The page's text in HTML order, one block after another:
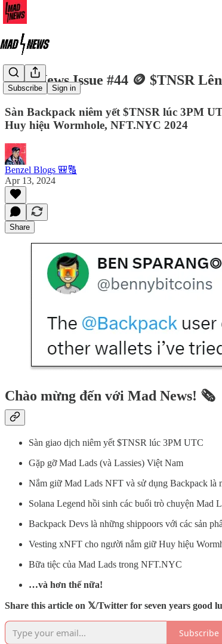
Subscribe Sign in
Mad News Issue #44 🪙 $TNSR
Sàn Backpack niêm yết $TNSR lúc 3PM
Huy hiệu Wormhole, NFT.NYC 2024
Benzel Blogs 🎒🔠
Apr 13, 2024
Share
Chào mừng đến với Mad News! 🗞️
Sàn giao dịch niêm yết $TNSR lúc 3PM UTC
Gặp gỡ Mad Lads (và Lassies) Việt Nam
Nắm giữ Mad Lads NFT và sử dụng Backpack là
Solana Legend hồi sinh các buổi trò chuyện Mad
Backpack Devs là những shippoors với các sản
Vesting xNFT cho người nắm giữ Huy hiệu
Bữa tiệc của Mad Lads trong NFT.NYC
…và hơn thế nữa!
Share this article on 𝕏/Twitter for seven years good
Subscribe